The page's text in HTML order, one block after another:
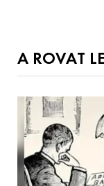
A ROVAT